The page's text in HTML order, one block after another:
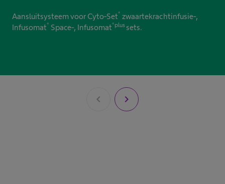
Aansluitsysteem voor Cyto-Set® zwaartekrachtinfusie-,
Infusomat® Space-, Infusomat®plussets.
chevron_left chevron_right